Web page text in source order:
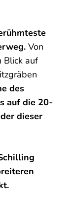
Von
Blick auf
des
auf die 20-
dieser